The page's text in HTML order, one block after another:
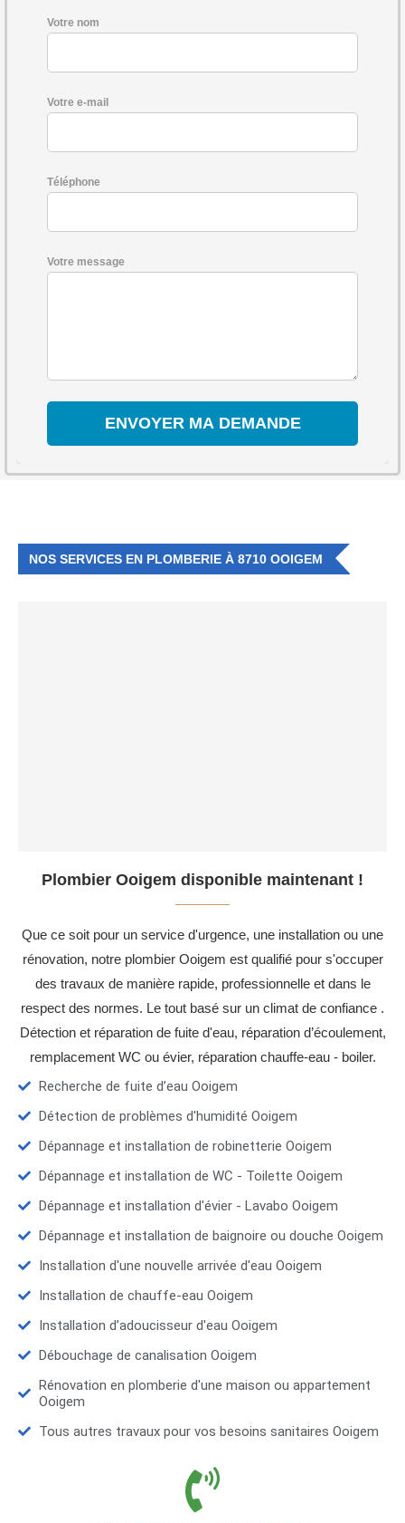
Votre nom
Votre e-mail
Téléphone
Votre message
NOS SERVICES EN PLOMBERIE À 8710 OOIGEM
Plombier Ooigem disponible maintenant !
Que ce soit pour un service d'urgence, une installation ou une
rénovation, notre plombier Ooigem est qualifié pour s'occuper
des travaux de manière rapide, professionnelle et dans le
respect des normes. Le tout basé sur un climat de confiance .
Détection et réparation de fuite d'eau, réparation d’écoulement,
remplacement WC ou évier, réparation chauffe-eau - boiler.
Recherche de fuite d’eau Ooigem
Détection de problèmes d'humidité Ooigem
Dépannage et installation de robinetterie Ooigem
Dépannage et installation de WC - Toilette Ooigem
Dépannage et installation d'évier - Lavabo Ooigem
Dépannage et installation de baignoire ou douche Ooigem
Installation d'une nouvelle arrivée d'eau Ooigem
Installation de chauffe-eau Ooigem
Installation d’adoucisseur d'eau Ooigem
Débouchage de canalisation Ooigem
Rénovation en plomberie d'une maison ou appartement
Ooigem
Tous autres travaux pour vos besoins sanitaires Ooigem